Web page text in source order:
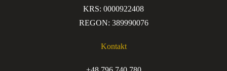
KRS: 0000922408
REGON: 389990076
Kontakt